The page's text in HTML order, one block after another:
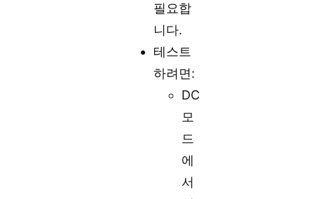
필요합
니다.
테스트
하려면:
DC
모
드
에
서